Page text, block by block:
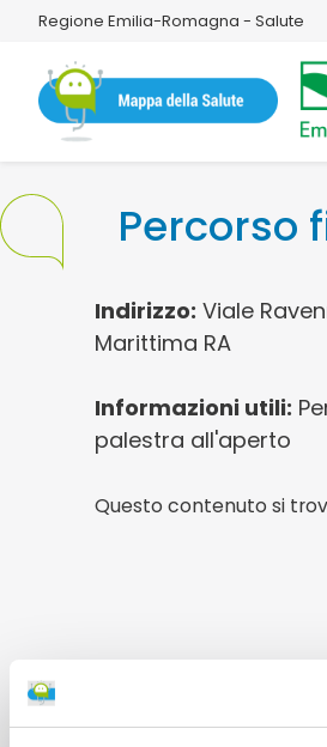
Regione Emilia-Romagna - Salute
Percorso
Indirizzo: Viale
Marittima RA
Informazioni utili:
palestra all'aperto
Questo contenuto si